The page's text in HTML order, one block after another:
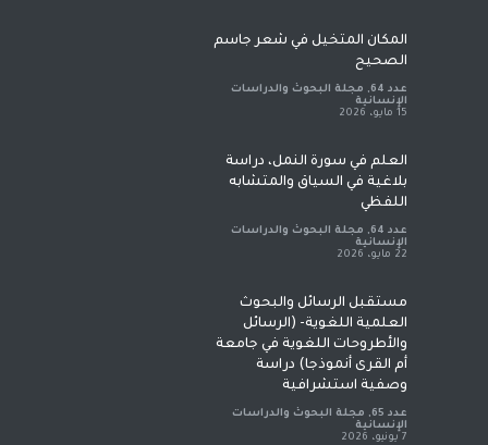
المكان المتخيل في شعر جاسم
الصحيح
عدد 64 , مجلة البحوث والدراسات
الإنسانية
15 مايو، 2026
العلم في سورة النمل، دراسة
بلاغية في السياق والمتشابه
اللفظي
عدد 64 , مجلة البحوث والدراسات
الإنسانية
22 مايو، 2026
مستقبل الرسائل والبحوث
العلمية اللغوية- (الرسائل
والأطروحات اللغوية في جامعة
أم القرى أنموذجا) دراسة
وصفية استشرافية
عدد 65 , مجلة البحوث والدراسات
الإنسانية
7 يونيو، 2026